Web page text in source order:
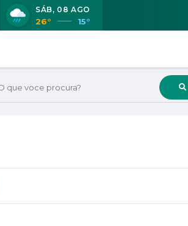
que voce procura?
SÁB 08 AGO
26° 15°